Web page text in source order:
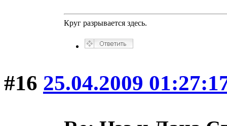
Круг разрывается здесь.
#16 25.04.2009